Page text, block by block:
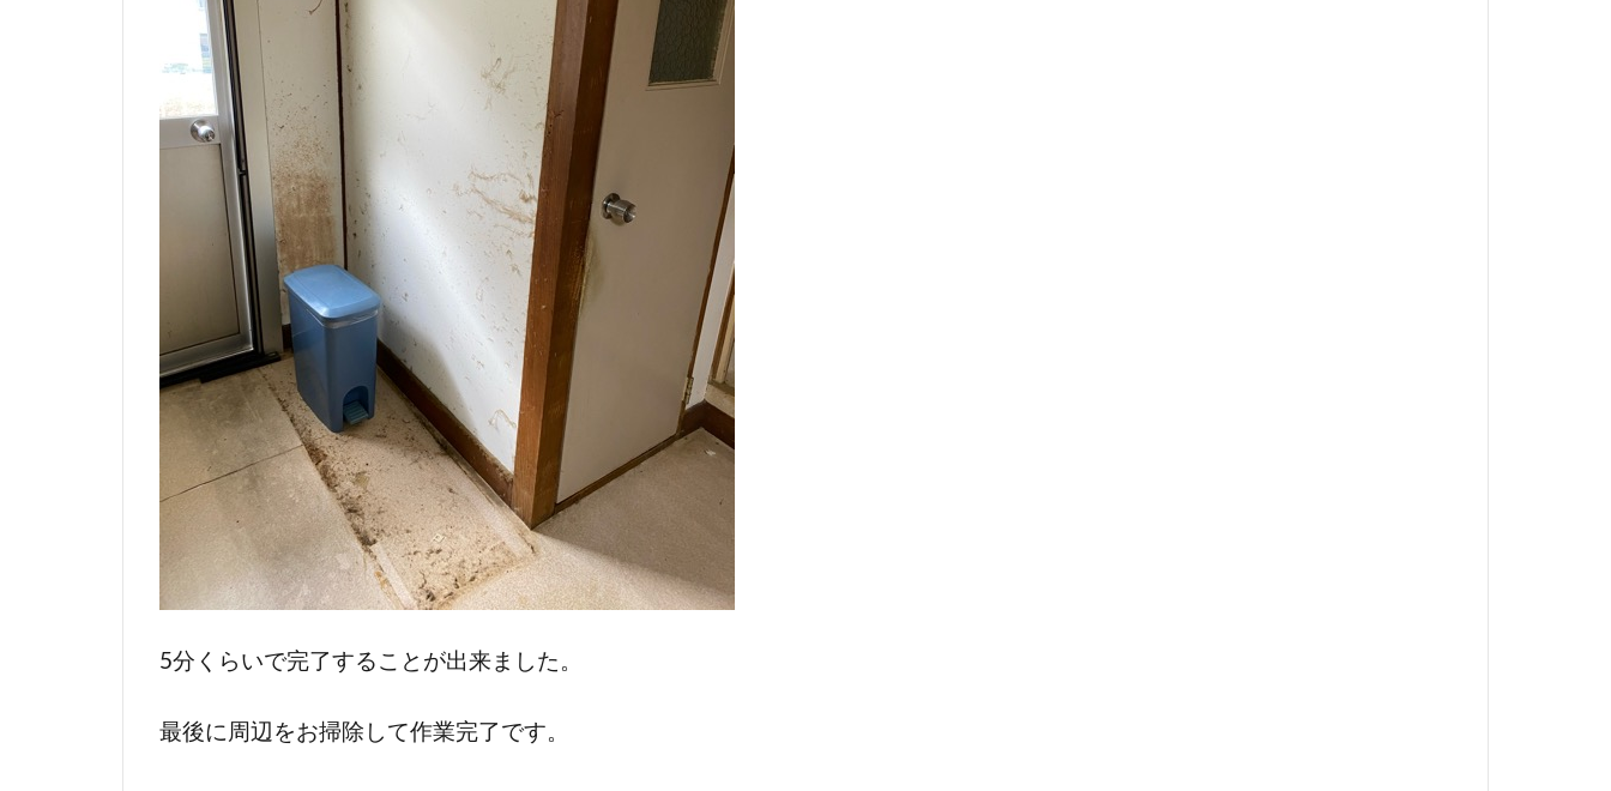
5分くらいで完了することが出来ました。
最後に周辺をお掃除して作業完了です。